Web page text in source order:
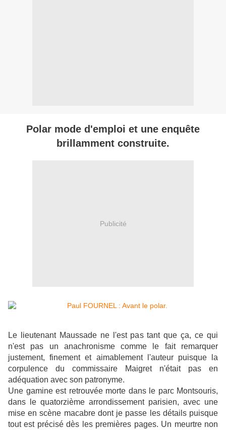
Polar mode d'emploi et une enquête
brillamment construite.
Publicité
Le lieutenant Maussade ne l'est pas tant que ça, ce qui
n'est pas un anachronisme comme le fait remarquer
justement, finement et aimablement l'auteur puisque la
corpulence du commissaire Maigret n'était pas en
adéquation avec son patronyme.
Une gamine est retrouvée morte dans le parc Montsouris,
dans le quatorzième arrondissement parisien, avec une
mise en scène macabre dont je passe les détails puisque
tout est précisé dès les premières pages. Un meurtre non